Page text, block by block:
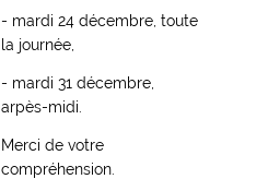
- mardi 24 décembre, toute
la journée,
- mardi 31 décembre,
arpès-midi.
Merci de votre
compréhension.